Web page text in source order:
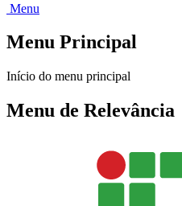
Menu
Menu Principal
Início do menu principal
Menu de Relevância